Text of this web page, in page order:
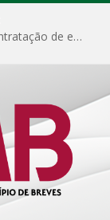
DISPENSA DE LICITAÇÃO Nº 003/2026 ( Contratação de empresa para fornecimento de gêneros alimentícios não perecíveis, materiais de expediente, descartáveis, copa e cozinha, para análise e posterior publicação.)